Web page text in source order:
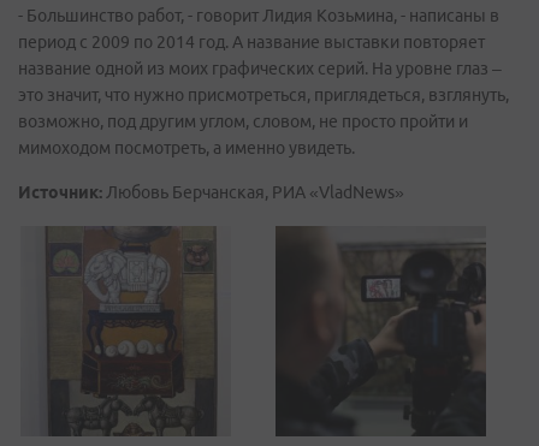
- Большинство работ, - говорит Лидия Козьмина, - написаны в
период с 2009 по 2014 год. А название выставки повторяет
название одной из моих графических серий. На уровне глаз –
это значит, что нужно присмотреться, приглядеться, взглянуть,
возможно, под другим углом, словом, не просто пройти и
мимоходом посмотреть, а именно увидеть.
Источник: Любовь Берчанская, РИА «VladNews»